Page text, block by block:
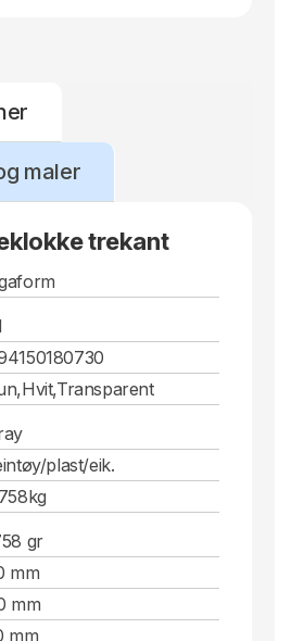
maler
trekant
plast/eik.
gr
mm
mm
mm